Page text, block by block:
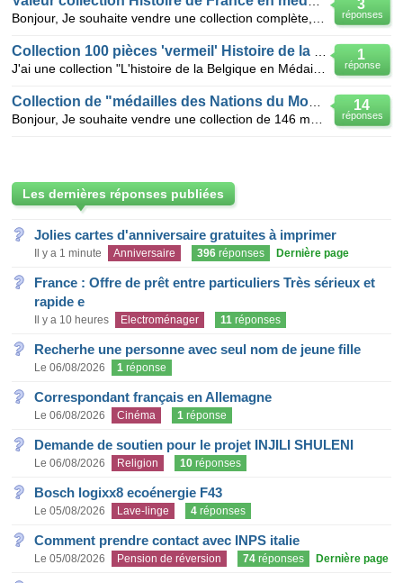
3
réponses
1
réponse
14
réponses
Les dernières réponses publiées
Jolies cartes d'anniversaire gratuites à imprimer
Il y a 1 minute Anniversaire 396 réponses Dernière page
France : Offre de prêt entre particuliers Très sérieux et
rapide e
Il y a 10 heures Electroménager 11 réponses
Recherhe une personne avec seul nom de jeune fille
Le 06/08/2026 1 réponse
Correspondant français en Allemagne
Le 06/08/2026 Cinéma 1 réponse
Demande de soutien pour le projet INJILI SHULENI
Le 06/08/2026 Religion 10 réponses
Bosch logixx8 ecoénergie F43
Le 05/08/2026 Lave-linge 4 réponses
Comment prendre contact avec INPS italie
Le 05/08/2026 Pension de réversion 74 réponses Dernière page